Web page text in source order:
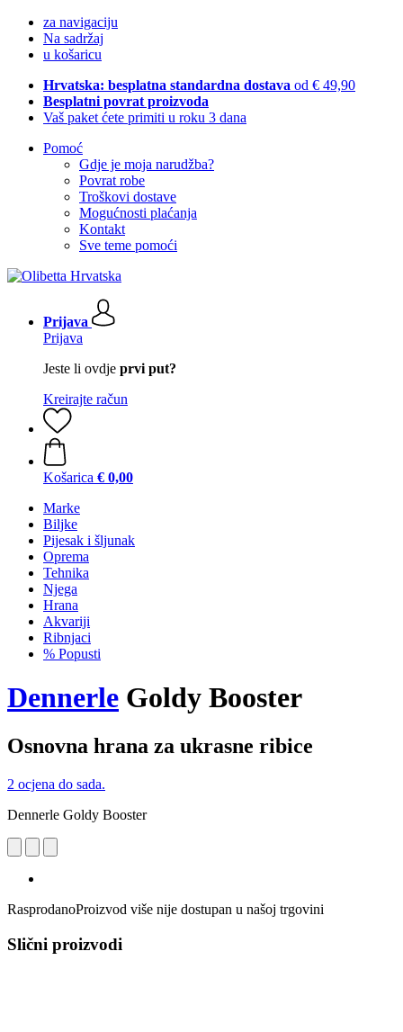
za navigaciju
Na sadržaj
u košaricu
Hrvatska: besplatna standardna dostava od € 49,90
Besplatni povrat proizvoda
Vaš paket ćete primiti u roku 3 dana
Pomoć
Gdje je moja narudžba?
Povrat robe
Troškovi dostave
Mogućnosti plaćanja
Kontakt
Sve teme pomoći
Prijava
Prijava
Jeste li ovdje prvi put?
Kreirajte račun
Košarica € 0,00
Marke
Biljke
Pijesak i šljunak
Oprema
Tehnika
Njega
Hrana
Akvariji
Ribnjaci
% Popusti
Dennerle Goldy Booster
Osnovna hrana za ukrasne ribice
2 ocjena do sada.
Dennerle Goldy Booster
RasprodanoProizvod više nije dostupan u našoj trgovini
Slični proizvodi